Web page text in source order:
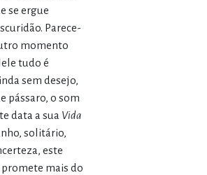
se ergue
Parece-
momento
tudo é
sem desejo,
pássaro, o som
data a sua Vida
solitário,
este
mais do